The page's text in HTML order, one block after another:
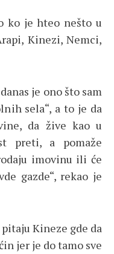
ko je hteo nešto u
Kinezi, Nemci,
je ono što sam
sela“, a to je da
da žive kao u
preti, a pomaže
imovinu ili će
gazde“, rekao je
Kineze gde da
jer je do tamo sve